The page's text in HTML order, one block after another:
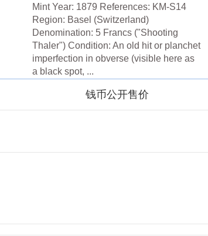
Mint Year: 1879 References: KM-S14
Region: Basel (Switzerland)
Denomination: 5 Francs ("Shooting
Thaler") Condition: An old hit or planchet
imperfection in obverse (visible here as
a black spot, ...